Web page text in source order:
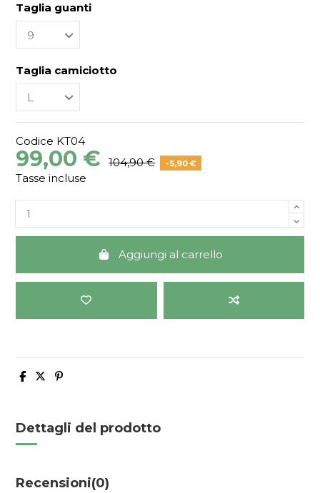
Taglia guanti
Taglia camiciotto
Codice KT04
99,00 € 104,90 € -5,90 €
Tasse incluse
Aggiungi al carrello
Dettagli del prodotto
Recensioni(0)